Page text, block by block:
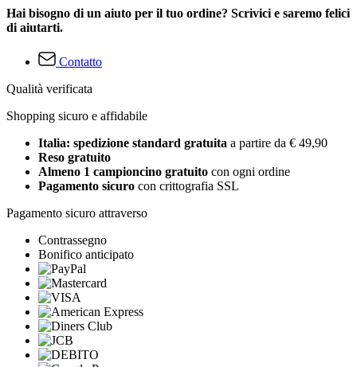
Hai bisogno di un aiuto per il tuo ordine? Scrivici e saremo felici
di aiutarti.
Contatto
Qualità verificata
Shopping sicuro e affidabile
Italia: spedizione standard gratuita a partire da € 49,90
Reso gratuito
Almeno 1 campioncino gratuito con ogni ordine
Pagamento sicuro con crittografia SSL
Pagamento sicuro attraverso
Contrassegno
Bonifico anticipato